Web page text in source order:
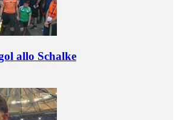
allo Schalke